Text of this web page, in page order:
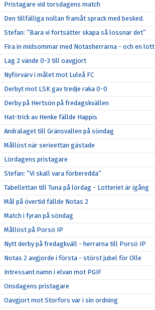
Pristagare vid torsdagens match
Den tillfälliga nollan framåt sprack med besked.
Stefan: ”Bara vi fortsätter skapa så lossnar det”
Fira in midsommar med Notasherrarna - och en lott
Lag 2 vände 0-3 till oavgjort
Nyförvärv i målet mot Luleå FC
Derbyt mot LSK gav tredje raka 0-0
Derby på Hertsön på fredagskvällen
Hat-trick av Henke fällde Happis
Andralaget till Gränsvallen på söndag
Mållöst när serieettan gästade
Lördagens pristagare
Stefan: ”Vi skall vara förberedda”
Tabellettan till Tuna på lördag - Lotteriet är igång
Mål på övertid fällde Notas 2
Match i fyran på söndag
Mållöst på Porsö IP
Nytt derby på fredagkväll - herrarna till Porsö IP
Notas 2 avgjorde i första - störst jubel för Olle
Intressant namn i elvan mot PGIF
Onsdagens pristagare
Oavgjort mot Storfors var i sin ordning